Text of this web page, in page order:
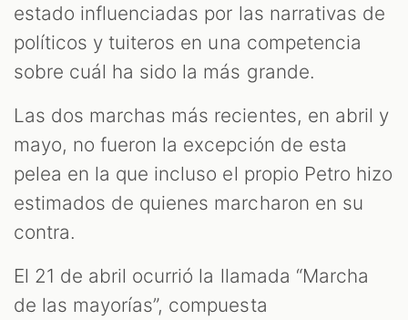
estado influenciadas por las narrativas de
políticos y tuiteros en una competencia
sobre cuál ha sido la más grande.
Las dos marchas más recientes, en abril y
mayo, no fueron la excepción de esta
pelea en la que incluso el propio Petro hizo
estimados de quienes marcharon en su
contra.
El 21 de abril ocurrió la llamada “Marcha
de las mayorías”, compuesta